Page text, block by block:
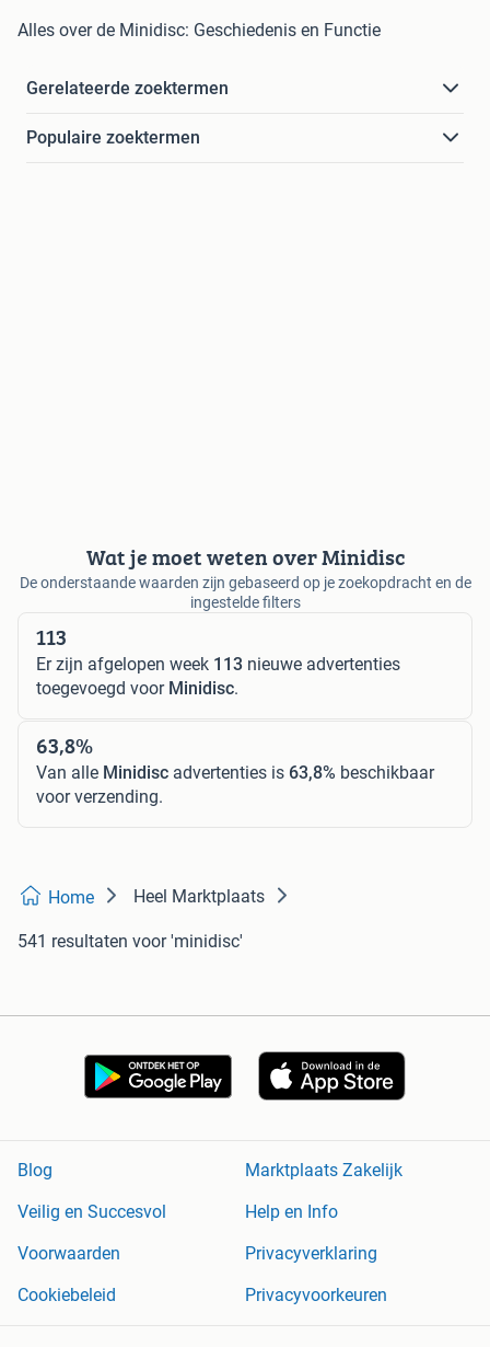
Alles over de Minidisc: Geschiedenis en Functie
Gerelateerde zoektermen
Populaire zoektermen
Wat je moet weten over Minidisc
De onderstaande waarden zijn gebaseerd op je zoekopdracht en de
ingestelde filters
113
Er zijn afgelopen week 113 nieuwe advertenties
toegevoegd voor Minidisc.
63,8%
Van alle Minidisc advertenties is 63,8% beschikbaar
voor verzending.
Home Heel Marktplaats
541 resultaten voor 'minidisc'
Blog
Marktplaats Zakelijk
Veilig en Succesvol
Help en Info
Voorwaarden
Privacyverklaring
Cookiebeleid
Privacyvoorkeuren